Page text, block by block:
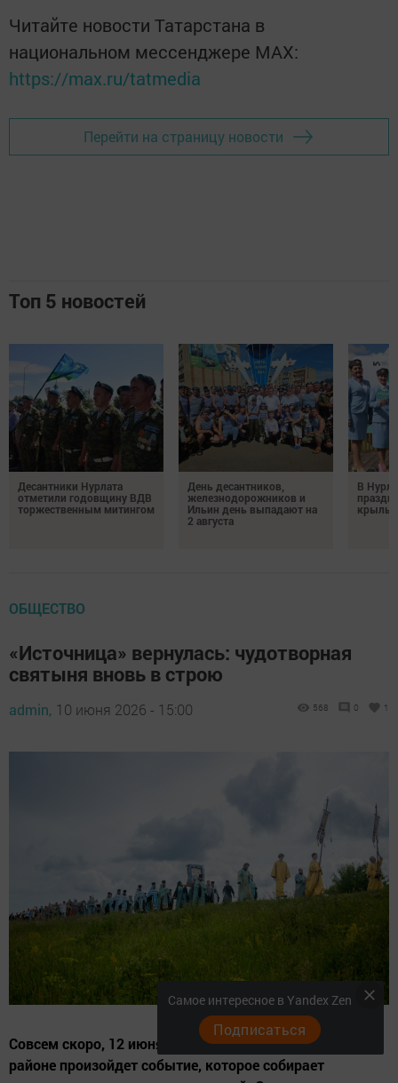
Читайте новости Татарстана в
национальном мессенджере MАХ:
https://max.ru/tatmedia
Перейти на страницу новости
Топ 5 новостей
Десантники Нурлата
отметили годовщину ВДВ
торжественным митингом
День десантников,
железнодорожников и
Ильин день выпадают на
2 августа
В
ОБЩЕСТВО
«Источница» вернулась: чудотворная
святыня вновь в строю
admin, 10 июня 2026 - 15:00 568 0 1
Совсем скоро, 12 июня, в соседнем Алексеевском
районе произойдет событие, которое собирает
Самое интересное в Yandex Zen
Подписаться